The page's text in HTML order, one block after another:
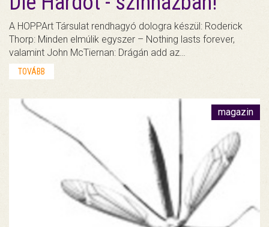
A HOPPArt Társulat rendhagyó dologra készül: Roderick
Thorp: Minden elmúlik egyszer – Nothing lasts forever,
valamint John McTiernan: Drágán add az…
TOVÁBB
magazin